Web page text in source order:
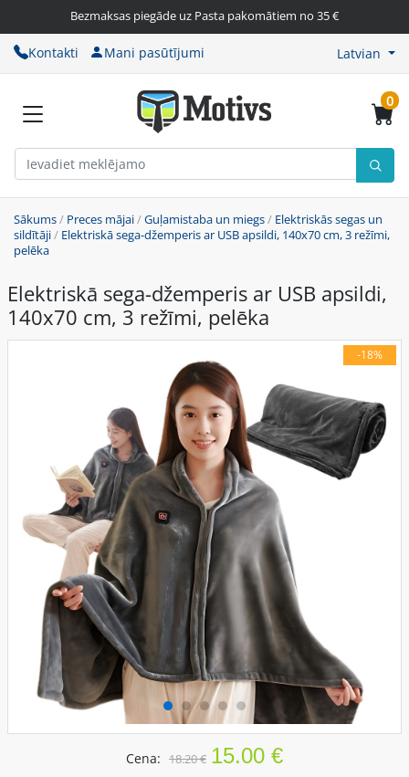
Bezmaksas piegāde uz Pasta pakomātiem no 35 €
Kontakti Mani pasūtījumi Latvian
0
Sākums/ Preces mājai/Guļamistaba un miegs/ Elektriskās segas un
sildītāji/ Elektriskā sega-džemperis ar USB apsildi, 140x70 cm, 3 režīmi,
pelēka
Elektriskā sega-džemperis ar USB apsildi,
140x70 cm, 3 režīmi, pelēka
-18%
Cena: 18.20 € 15.00 €